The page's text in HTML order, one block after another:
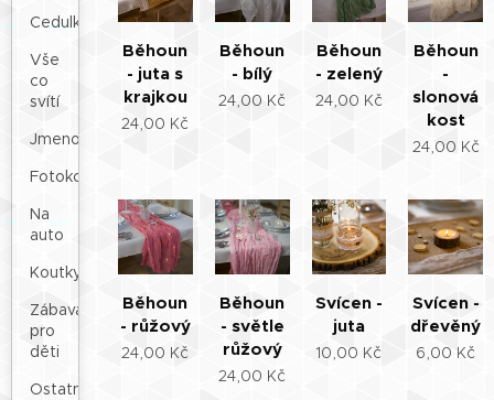
Cedulky
Vše
co
svítí
Jmenovky
Fotokoutek
Na
auto
Koutky
Zábava
pro
děti
Ostatní
Běhoun
- juta s
krajkou
24,00 Kč
Běhoun
- bílý
24,00 Kč
Běhoun
- zelený
24,00 Kč
Běhoun
-
slonová
kost
24,00 Kč
Běhoun
- růžový
24,00 Kč
Běhoun
- světle
růžový
24,00 Kč
Svícen -
juta
10,00 Kč
Svícen -
dřevěný
6,00 Kč